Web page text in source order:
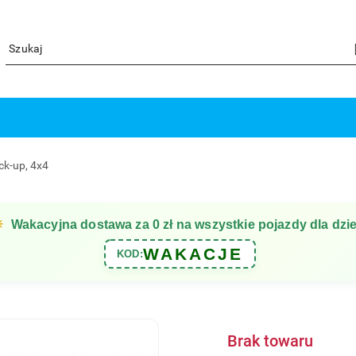
up, 4x4
Wakacyjna dostawa za 0 zł na wszystkie pojazdy dla
KOD:WAKACJE
Brak towaru